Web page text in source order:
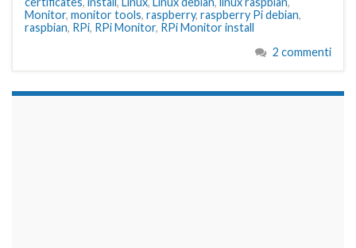
Monitor, monitor tools, raspberry, raspberry Pi debian,
raspbian, RPi, RPi Monitor, RPi Monitor install
2 commenti